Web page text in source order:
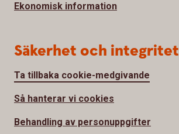
Ekonomisk information
Säkerhet och integritet
Ta tillbaka cookie-medgivande
Så hanterar vi cookies
Behandling av personuppgifter